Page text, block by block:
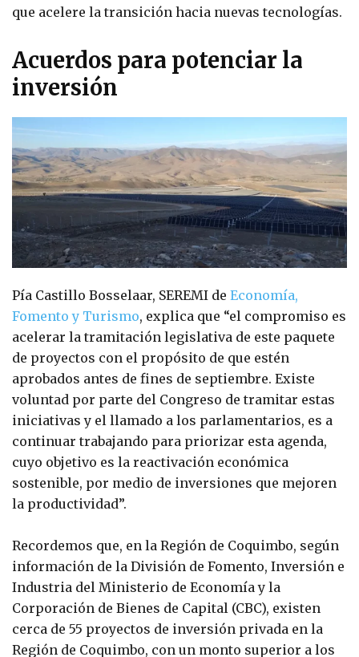
que acelere la transición hacia nuevas tecnologías.
Acuerdos para potenciar la
inversión
Pía Castillo Bosselaar, SEREMI de Economía,
Fomento y Turismo, explica que “el compromiso es
acelerar la tramitación legislativa de este paquete
de proyectos con el propósito de que estén
aprobados antes de fines de septiembre. Existe
voluntad por parte del Congreso de tramitar estas
iniciativas y el llamado a los parlamentarios, es a
continuar trabajando para priorizar esta agenda,
cuyo objetivo es la reactivación económica
sostenible, por medio de inversiones que mejoren
la productividad”.
Recordemos que, en la Región de Coquimbo, según
información de la División de Fomento, Inversión e
Industria del Ministerio de Economía y la
Corporación de Bienes de Capital (CBC), existen
cerca de 55 proyectos de inversión privada en la
Región de Coquimbo, con un monto superior a los